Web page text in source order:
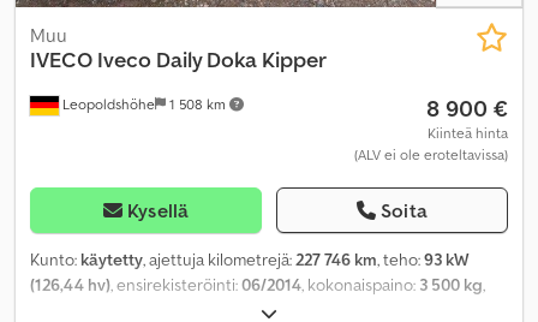
Leopoldshöhe 1 508 km
Muu
IVECO Iveco Daily Doka Kipper
8 900 €
Kiinteä hinta
(ALV ei ole eroteltavissa)
Kysellä Soita
Kunto: käytetty, ajettuja kilometrejä:227 746 km, teho:93 kW
(126,44 hv), ensirekisteröinti:06/2014, kokonaispaino: 3 500 kg,
oranssi